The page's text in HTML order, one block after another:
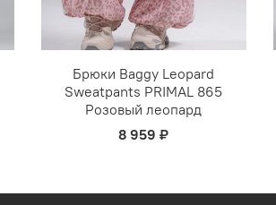
Брюки Baggy Leopard
Sweatpants PRIMAL 865
Розовый леопард
8 959 ₽